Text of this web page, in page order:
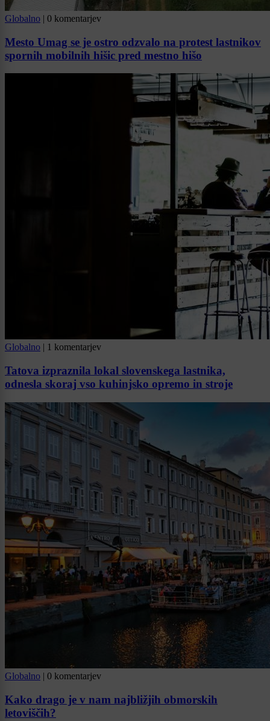
Globalno | 0 komentarjev
Mesto Umag se je ostro odzvalo na protest lastnikov
spornih mobilnih hišic pred mestno hišo
Globalno | 1 komentarjev
Tatova izpraznila lokal slovenskega lastnika,
odnesla skoraj vso kuhinjsko opremo in stroje
Globalno | 0 komentarjev
Kako drago je v nam najbližjih obmorskih
letoviščih?